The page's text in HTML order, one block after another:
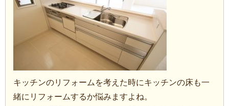
キッチンのリフォームを考えた時にキッチンの床も一
緒にリフォームするか悩みますよね。